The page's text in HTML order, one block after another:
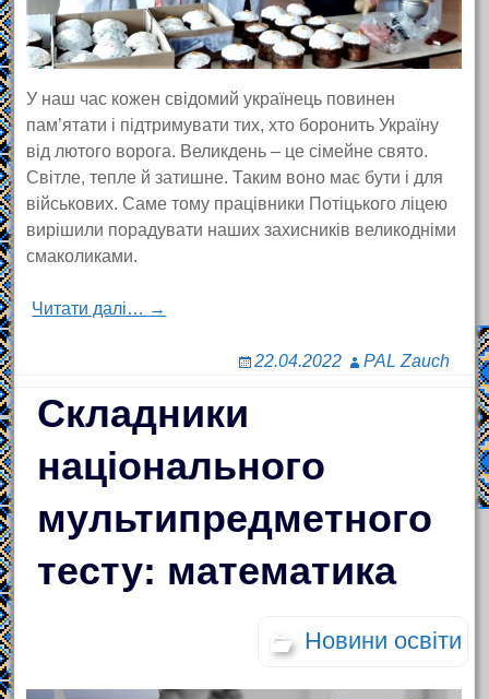
У наш час кожен свідомий українець повинен
пам’ятати і підтримувати тих, хто боронить Україну
від лютого ворога. Великдень – це сімейне свято.
Світле, тепле й затишне. Таким воно має бути і для
військових. Саме тому працівники Потіцького ліцею
вирішили порадувати наших захисників великодніми
смаколиками.
Читати далі… →
22.04.2022 PAL Zauch
Складники
національного
мультипредметного
тесту: математика
Новини освіти